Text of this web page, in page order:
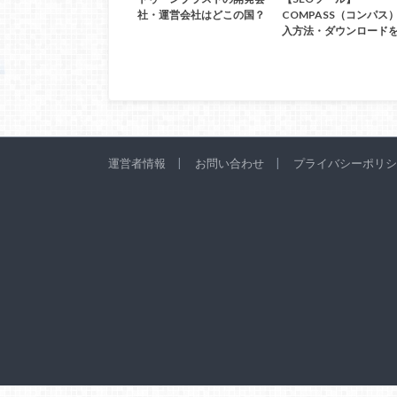
社・運営会社はどこの国？
COMPASS（コンパス
入方法・ダウンロード
運営者情報 お問い合わせ プライバシーポリ